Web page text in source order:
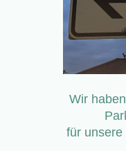
Wir
für unsere